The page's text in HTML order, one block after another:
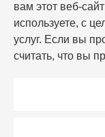
вам этот веб-
используете, с
услуг. Если вы
считать, что вы
Мы в
Режим